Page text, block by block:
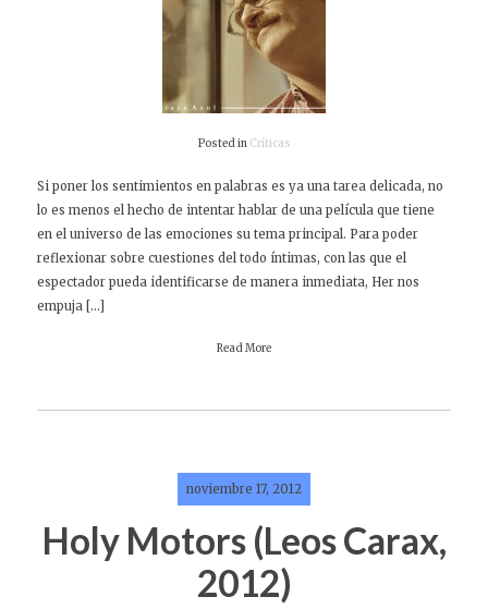
Posted in Críticas
Si poner los sentimientos en palabras es ya una tarea delicada, no
lo es menos el hecho de intentar hablar de una película que tiene
en el universo de las emociones su tema principal. Para poder
reflexionar sobre cuestiones del todo íntimas, con las que el
espectador pueda identificarse de manera inmediata, Her nos
empuja […]
Read More
noviembre 17, 2012
Holy Motors (Leos Carax,
2012)